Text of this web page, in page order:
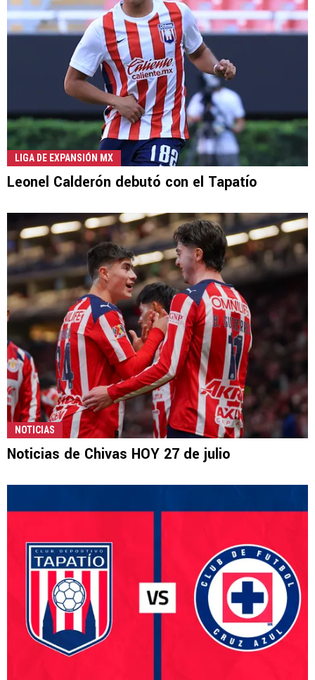
LIGA DE EXPANSIÓN MX
Leonel Calderón debutó con el Tapatío
NOTICIAS
Noticias de Chivas HOY 27 de julio